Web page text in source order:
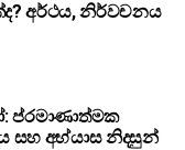
අර්ථය, නිර්වචනය
සහ අභ්යාස නිදසුන්